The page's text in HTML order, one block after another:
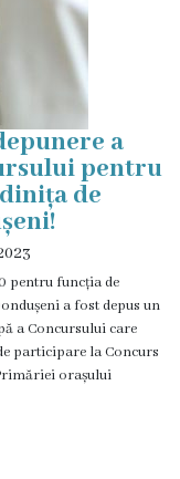
a
pentru
de
pentru funcția de
a fost depus un
a Concursului care
participare la Concurs
orașului